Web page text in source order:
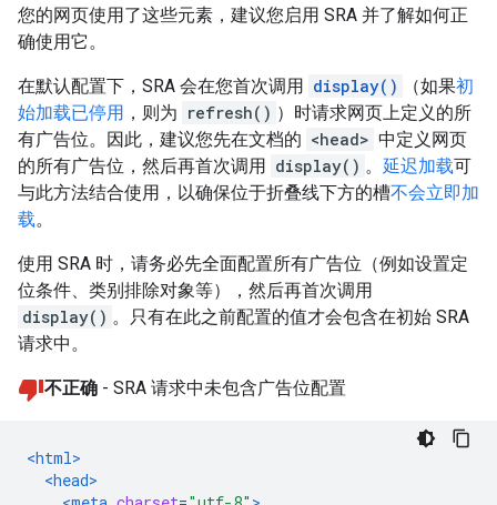
您的网页使用了这些元素，建议您启用 SRA 并了解如何正
确使用它。
在默认配置下，SRA 会在您首次调用 display() （如果初
始加载已停用 ，则为 refresh() ）时请求网页上定义的所
有广告位。因此，建议您先在文档的 <head> 中定义网页
的所有广告位，然后再首次调用 display() 。 延迟加载可
与此方法结合使用，以确保位于折叠线下方的槽不会立即加
载。
使用 SRA 时，请务必先全面配置所有广告位（例如设置定
位条件、类别排除对象等），然后再首次调用
display() 。只有在此之前配置的值才会包含在初始 SRA
请求中。
不正确 - SRA 请求中未包含广告位配置
<html>
<head>